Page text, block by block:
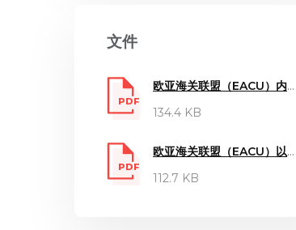
文件
PDF
欧亚海关联盟（EACU）内部生产的食品添加剂注册文件：
134.4 KB
PDF
欧亚海关联盟（EACU）以外生产的食品添加剂注册文件：
112.7 KB